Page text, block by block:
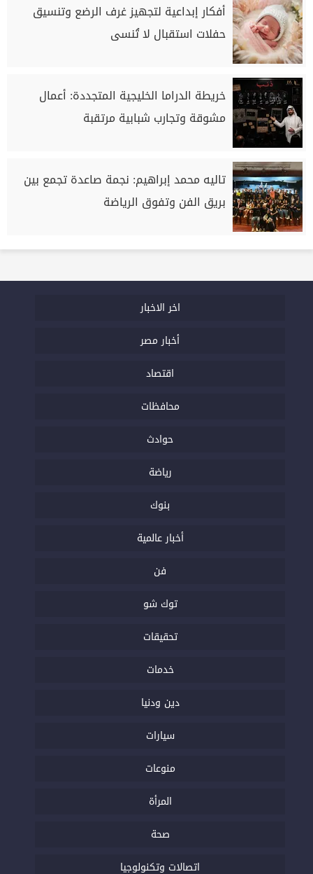
أفكار إبداعية لتجهيز غرف الرضع وتنسيق
حفلات استقبال لا تُنسى
خريطة الدراما الخليجية المتجددة: أعمال
مشوقة وتجارب شبابية مرتقبة
تاليه محمد إبراهيم: نجمة صاعدة تجمع بين
بريق الفن وتفوق الرياضة
اخر الاخبار
أخبار مصر
اقتصاد
محافظات
حوادث
رياضة
بنوك
أخبار عالمية
فن
توك شو
تحقيقات
خدمات
دين ودنيا
سيارات
منوعات
المرأة
صحة
اتصالات وتكنولوجيا